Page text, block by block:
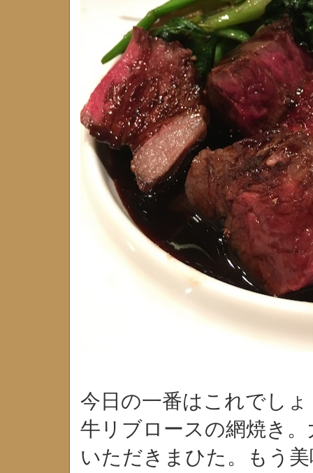
今日の一番はこれでしょ
牛リブロースの網焼き
いただきまひた。もう